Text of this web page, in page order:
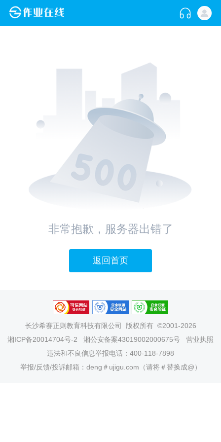
非常抱歉，服务器出错了
返回首页
长沙希赛正则教育科技有限公司
版权所有 ©2001-2026
湘ICP备20014704号-2
湘公安备案43019002000675号
营业执照
违法和不良信息举报电话：400-118-7898
举报/反馈/投诉邮箱：deng＃ujigu.com（请将＃替换成@）